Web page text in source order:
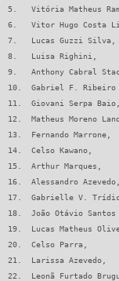
5.   Vitória Matheus
6.   Vitor Hugo Costa
7.   Lucas Guzzi
8.   Luisa Righini,
9.   Anthony Cabral
10.  Gabriel F.
11.  Giovani Serpa
12.  Matheus Moreno
13.  Fernando
14.  Celso Kawano,
15.  Arthur
16.  Alessandro
17.  Gabrielle V.
18.  João Otávio
19.  Lucas Matheus
20.  Celso Parra,
21.  Larissa
22.  Leonã Furtado